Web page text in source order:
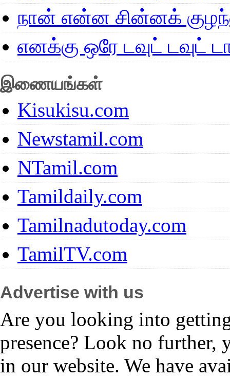
நான் என்ன சின்னக்
எனக்கு ஒரே டவுட் டவுட்
இணையங்கள்
Kisukisu.com
Newstamil.com
NTamil.com
Tamildaily.com
Tamilnadutoday.com
TamilTV.com
Advertise with us
Are you looking into
presence? Look no further,
in our website. We have